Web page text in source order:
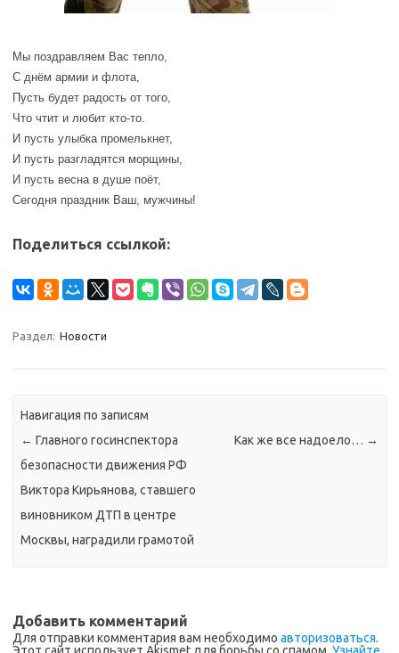
Мы поздравляем Вас тепло,
С днём армии и флота,
Пусть будет радость от того,
Что чтит и любит кто-то.
И пусть улыбка промелькнет,
И пусть разгладятся морщины,
И пусть весна в душе поёт,
Сегодня праздник Ваш, мужчины!
Поделиться ссылкой:
Раздел: Новости
Навигация по записям
← Главного госинспектора
безопасности движения РФ
Виктора Кирьянова, ставшего
виновником ДТП в центре
Москвы, наградили грамотой
Как же все надоело… →
Добавить комментарий
Для отправки комментария вам необходимо авторизоваться.
Этот сайт использует Akismet для борьбы со спамом. Узнайте,